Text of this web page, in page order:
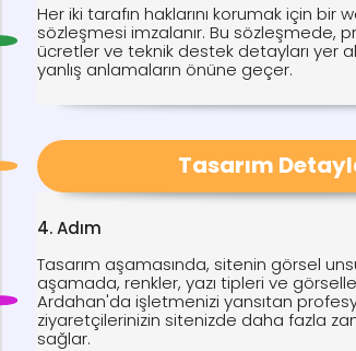
Her iki tarafın haklarını korumak için bir
sözleşmesi imzalanır. Bu sözleşmede,
ücretler ve teknik destek detayları yer
yanlış anlamaların önüne geçer.
Tasarım
4. Adım
Tasarım aşamasında, sitenin görsel
aşamada, renkler, yazı tipleri ve
Ardahan'da işletmenizi yansıtan
ziyaretçilerinizin sitenizde daha fazla
sağlar.